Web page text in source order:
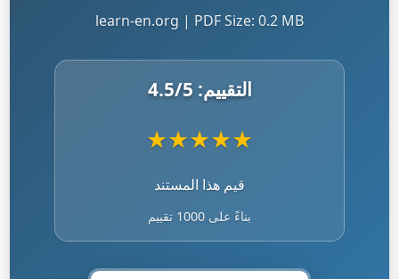
learn-en.org | PDF Size: 0.2 MB
التقييم: 4.5/5
★
★
★
★
★
قيم هذا المستند
بناءً على 1000 تقييم